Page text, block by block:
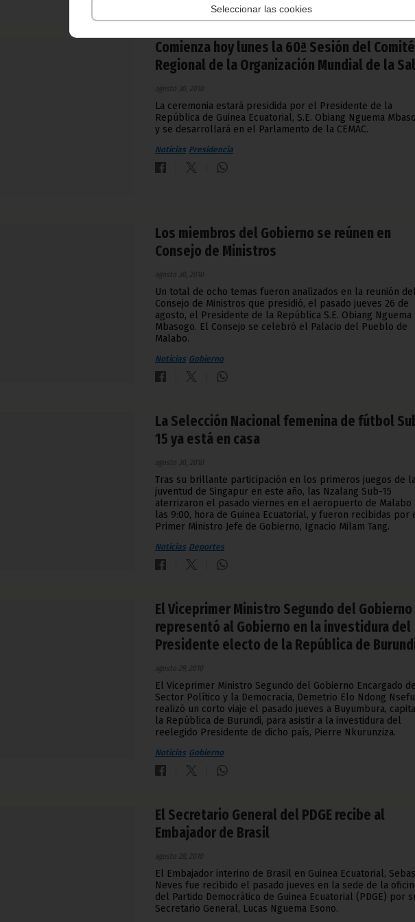
Seleccionar las cookies
Comienza hoy lunes la 60ª Sesión del Comité
Regional de la Organización Mundial de la
agosto 30, 2010
La ceremonia estará presidida por el Presidente de la
República de Guinea Ecuatorial, S.E. Obiang Nguema
y se desarrollará en el Parlamento de la CEMAC.
Noticias Presidencia
Los miembros del Gobierno se reúnen en
Consejo de Ministros
agosto 30, 2010
Un total de ocho temas fueron analizados en la reunión del
Consejo de Ministros que presidió, el pasado jueves 26 de
agosto, el Presidente de la República S.E. Obiang Nguema
Mbasogo. El Consejo se celebró el Palacio del Pueblo de
Malabo.
Noticias Gobierno
La Selección Nacional femenina de fútbol
15 ya está en casa
agosto 30, 2010
Tras su brillante participación en los primeros juegos de
juventud de Singapur en este año, las Nzalang Sub-15
aterrizaron el pasado viernes en el aeropuerto de Malabo
las 9:00, hora de Guinea Ecuatorial, y fueron recibidas por
Primer Ministro Jefe de Gobierno, Ignacio Milam Tang.
Noticias Deportes
El Viceprimer Ministro Segundo del Gobierno
representó al Gobierno en la investidura del
Presidente electo de la República de
agosto 29, 2010
El Viceprimer Ministro Segundo del Gobierno Encargado
Sector Político y la Democracia, Demetrio Elo Ndong
realizó un corto viaje el pasado jueves a Buyumbura,
la República de Burundi, para asistir a la investidura del
reelegido Presidente de dicho país, Pierre Nkurunziza.
Noticias Gobierno
El Secretario General del PDGE recibe al
Embajador de Brasil
agosto 28, 2010
El Embajador interino de Brasil en Guinea Ecuatorial,
Neves fue recibido el pasado jueves en la sede de la
del Partido Democrático de Guinea Ecuatorial (PDGE) por
Secretario General, Lucas Nguema Esono.